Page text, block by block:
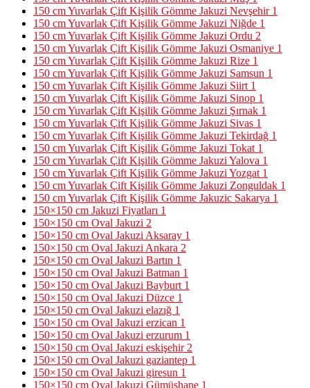
150 cm Yuvarlak Çift Kişilik Gömme Jakuzi Nevşehir 1
150 cm Yuvarlak Çift Kişilik Gömme Jakuzi Niğde 1
150 cm Yuvarlak Çift Kişilik Gömme Jakuzi Ordu 2
150 cm Yuvarlak Çift Kişilik Gömme Jakuzi Osmaniye 1
150 cm Yuvarlak Çift Kişilik Gömme Jakuzi Rize 1
150 cm Yuvarlak Çift Kişilik Gömme Jakuzi Samsun 1
150 cm Yuvarlak Çift Kişilik Gömme Jakuzi Siirt 1
150 cm Yuvarlak Çift Kişilik Gömme Jakuzi Sinop 1
150 cm Yuvarlak Çift Kişilik Gömme Jakuzi Şırnak 1
150 cm Yuvarlak Çift Kişilik Gömme Jakuzi Sivas 1
150 cm Yuvarlak Çift Kişilik Gömme Jakuzi Tekirdağ 1
150 cm Yuvarlak Çift Kişilik Gömme Jakuzi Tokat 1
150 cm Yuvarlak Çift Kişilik Gömme Jakuzi Yalova 1
150 cm Yuvarlak Çift Kişilik Gömme Jakuzi Yozgat 1
150 cm Yuvarlak Çift Kişilik Gömme Jakuzi Zonguldak 1
150 cm Yuvarlak Çift Kişilik Gömme Jakuzic Sakarya 1
150×150 cm Jakuzi Fiyatları 1
150×150 cm Oval Jakuzi 2
150×150 cm Oval Jakuzi Aksaray 1
150×150 cm Oval Jakuzi Ankara 2
150×150 cm Oval Jakuzi Bartın 1
150×150 cm Oval Jakuzi Batman 1
150×150 cm Oval Jakuzi Bayburt 1
150×150 cm Oval Jakuzi Düzce 1
150×150 cm Oval Jakuzi elazığ 1
150×150 cm Oval Jakuzi erzican 1
150×150 cm Oval Jakuzi erzurum 1
150×150 cm Oval Jakuzi eskişehir 2
150×150 cm Oval Jakuzi gaziantep 1
150×150 cm Oval Jakuzi giresun 1
150×150 cm Oval Jakuzi Gümüşhane 1